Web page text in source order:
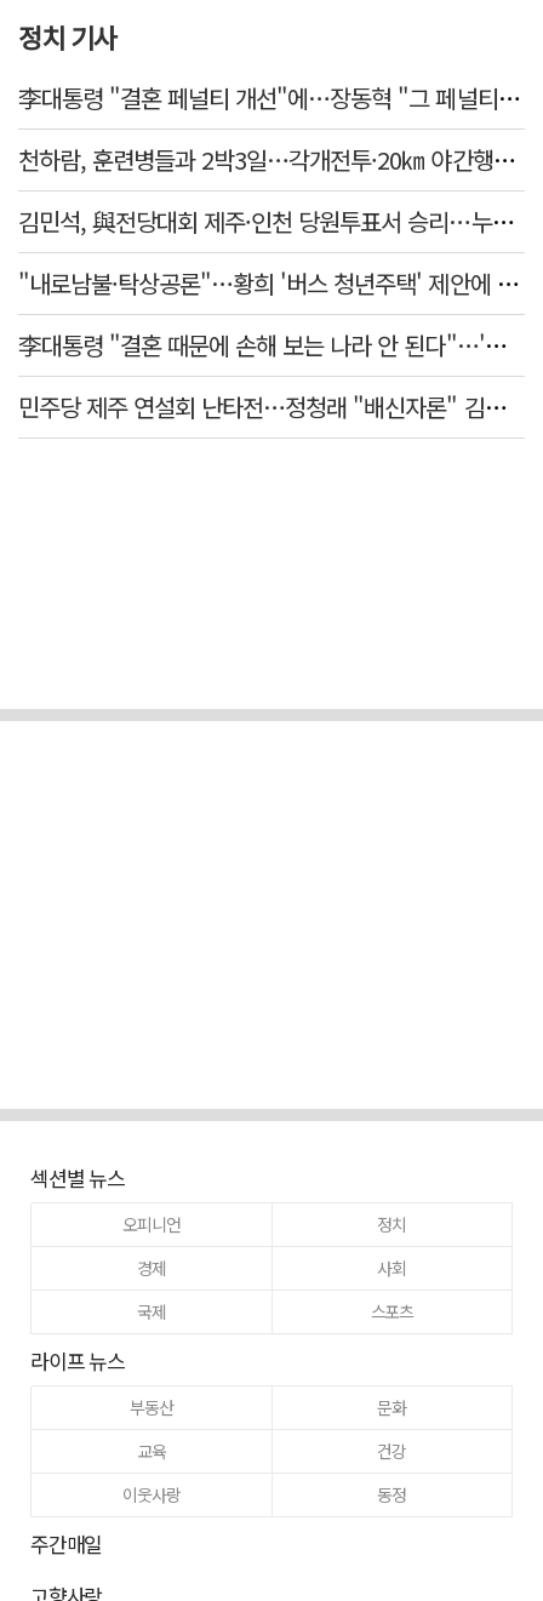
정치 기사
李대통령 "결혼 페널티 개선"에…장동혁 "그 페널티 만든 게 이 정권"
천하람, 훈련병들과 2박3일…각개전투·20㎞ 야간행군 체험
김민석, 與전당대회 제주·인천 당원투표서 승리…누적 득표는 '초박빙'
"내로남불·탁상공론"…황희 '버스 청년주택' 제안에 與 내부서도 쓴소리
李대통령 "결혼 때문에 손해 보는 나라 안 된다"…'결혼 페널티' 22개 손본다
민주당 제주 연설회 난타전…정청래 "배신자론" 김민석 "관리 무능"
섹션별 뉴스
오피니언
정치
경제
사회
국제
스포츠
라이프 뉴스
부동산
문화
교육
건강
이웃사랑
동정
주간매일